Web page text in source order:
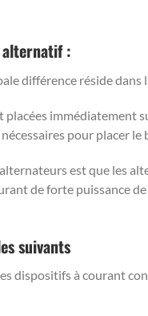
alternatif :
différence réside
immédiatement
pour placer le
est que les
de forte puissance
suivants
dispositifs à courant